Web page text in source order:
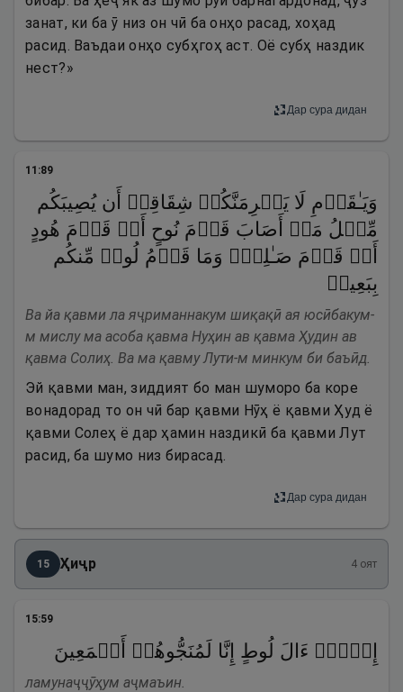
занат, ки ба ӯ низ он чӣ ба онҳо расад, хоҳад
расид. Ваъдаи онҳо субҳгоҳ аст. Оё субҳ наздик
нест?»
Дар сура дидан
11 :89
وَیَـٰقَوۡمِ لَا یَجۡرِمَنَّكُمۡ شِقَاقِیۤ أَن یُصِیبَكُم
مِّثۡلُ مَاۤ أَصَابَ قَوۡمَ نُوحٍ أَوۡ قَوۡمَ هُودٍ
أَوۡ قَوۡمَ صَـٰلِحࣲۚ وَمَا قَوۡمُ لُوطࣲ مِّنكُم
بِبَعِیدࣲ
Ва йа қавми ла яҷриманнакум шиқақӣ ая юсӣбакум-
м мислу ма асоба қавма Нуҳин ав қавма Ҳудин ав
қавма Солиҳ. Ва ма қавму Лути-м минкум би баъӣд.
Эй қавми ман, зиддият бо ман шуморо ба коре
вонадорад то он чӣ бар қавми Нӯҳ ё қавми Ҳуд ё
қавми Солеҳ ё дар ҳамин наздикӣ ба қавми Лут
расид, ба шумо низ бирасад.
Дар сура дидан
15 Ҳиҷр 4 оят
15:59
إِلَّاۤ ءَالَ لُوطٍ إِنَّا لَمُنَجُّوهُمۡ أَجۡمَعِینَ
ламунаҷҷӯҳум аҷмаъин.